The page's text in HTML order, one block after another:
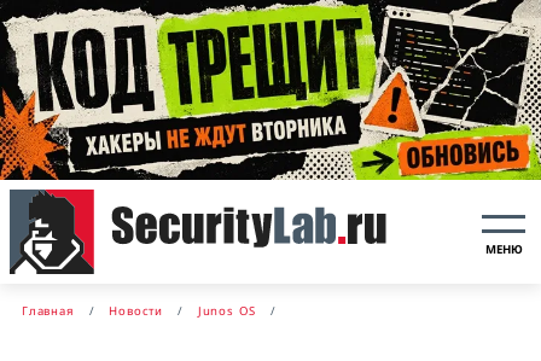
МЕНЮ
Главная Новости Junos OS